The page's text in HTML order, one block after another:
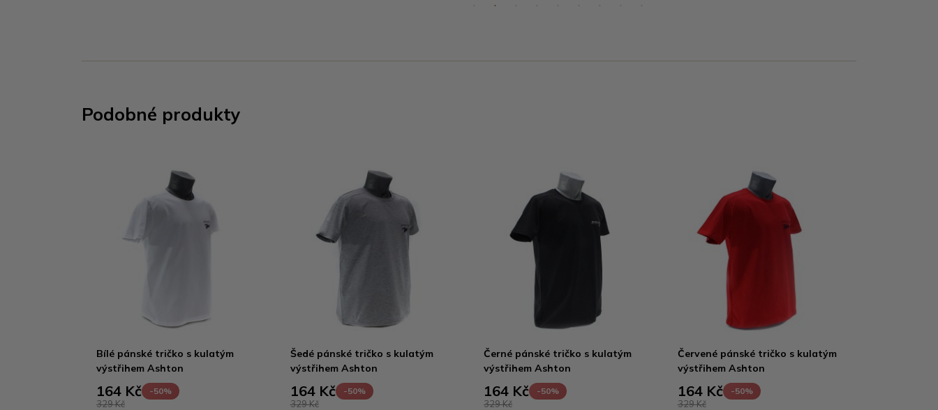
Podobné produkty
Bílé pánské tričko s kulatým
výstřihem Ashton
164 Kč -50%
329 Kč
Šedé pánské tričko s kulatým
výstřihem Ashton
164 Kč -50%
329 Kč
Černé pánské tričko s kulatým
výstřihem Ashton
164 Kč -50%
329 Kč
Červené pánské tričko s kulatým
výstřihem Ashton
164 Kč -50%
329 Kč